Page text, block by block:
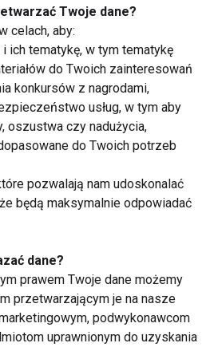
z reguły pozostaje taka
jednak przy wyższych
krótkowidzów korekcja w
powinna być mniejsza, a
tylko dla młodych
kontaktowe, oprócz
i bliży, korygują także
wersje przeznaczone dla
czyli
być zauważalne już po
oka traci
Twoje dane?
celach, aby:
ich tematykę, w tym tematykę
do Twoich zainteresowań
konkursów z nagrodami,
usług, w tym aby
oszustwa czy nadużycia,
do Twoich potrzeb
pozwalają nam udoskonalać
będą maksymalnie odpowiadać
dane?
prawem Twoje dane możemy
przetwarzającym je na nasze
podwykonawcom
uprawnionym do uzyskania